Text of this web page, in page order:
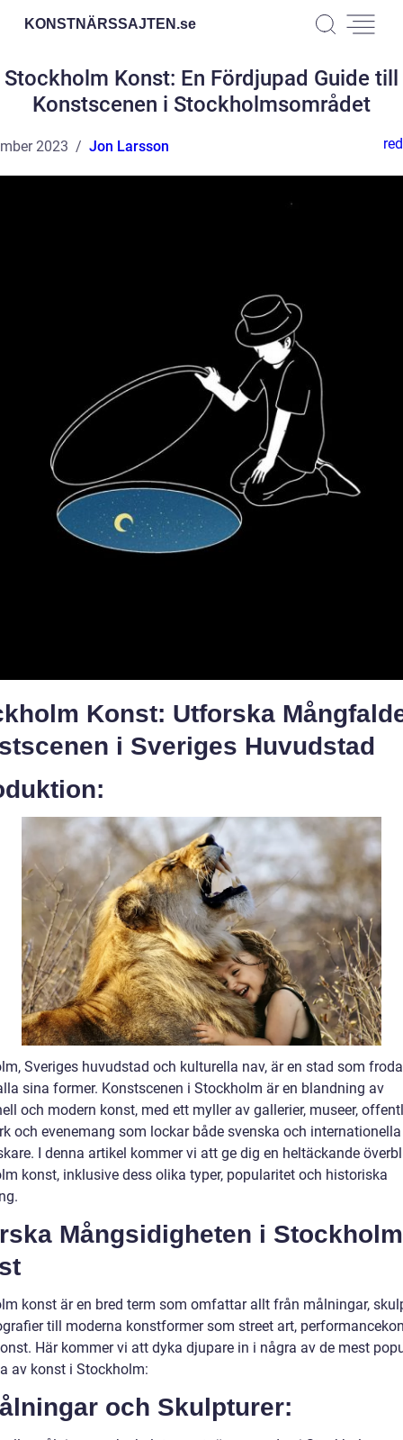
KONSTNÄRSSAJTEN.se
Stockholm Konst: En Fördjupad Guide till
Konstscenen i Stockholmsområdet
2023 Jon Larsson
Konst: Utforska
i Sveriges Huvudstad
Sveriges huvudstad och kulturella nav, är en stad som
sina former. Konstscenen i Stockholm är en blandning av
och modern konst, med ett myller av gallerier, museer,
och evenemang som lockar både svenska och internationella
I denna artikel kommer vi att ge dig en heltäckande
konst, inklusive dess olika typer, popularitet och historiska
Mångsidigheten i Stockholm
konst är en bred term som omfattar allt från målningar,
till moderna konstformer som street art,
Här kommer vi att dyka djupare in i några av de mest
av konst i Stockholm:
och Skulpturer: